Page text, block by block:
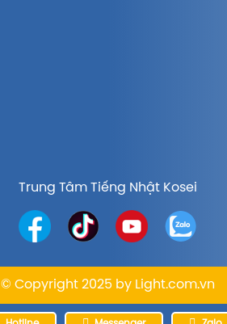
Trung Tâm Tiếng Nhật Kosei
© Copyright 2025 by Light.com.vn